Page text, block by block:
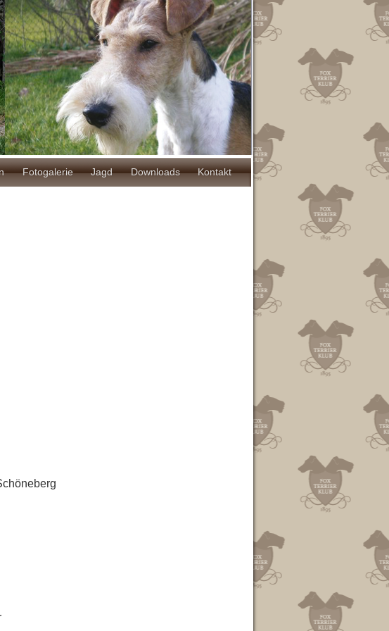
Fotogalerie Jagd Downloads Kontakt